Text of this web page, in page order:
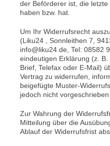
der Beförderer ist, die
haben bzw. hat.
Um Ihr Widerrufsrecht
(Liku24 , Sonnleithen 7,
info@liku24.de, Tel: 08582
eindeutigen Erklärung (z.
Brief, Telefax oder E-Mail)
Vertrag zu widerrufen,
beigefügte Muster-
jedoch nicht vorgeschrieben
Zur Wahrung der
Mitteilung über die
Ablauf der Widerrufsfrist